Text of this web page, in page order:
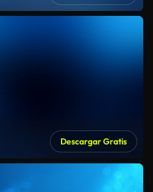
Descargar Gratis